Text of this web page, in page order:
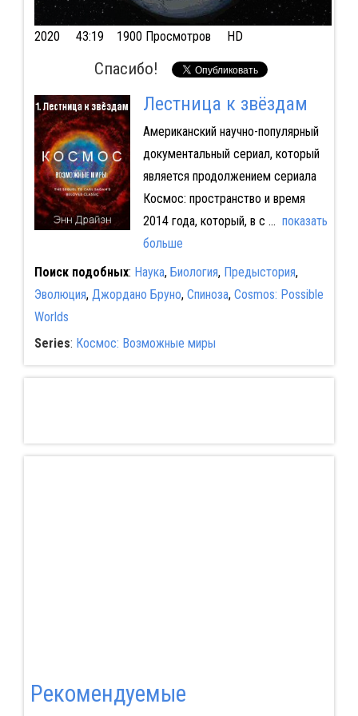
2020 43:19 1900 Просмотров HD
Спасибо!
Лестница к звёздам
Американский научно-популярный
документальный сериал, который
является продолжением сериала
Космос: пространство и время
2014 года, который, в с ... показать
больше
Поиск подобных: Наука, Биология, Предыстория,
Эволюция, Джордано Бруно, Спиноза, Cosmos: Possible
Worlds
Series: Космос: Возможные миры
Pекомендуемые